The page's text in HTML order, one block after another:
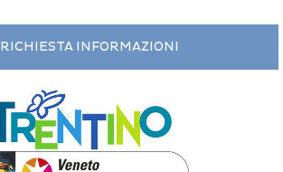
RICHIESTA INFORMAZIONI